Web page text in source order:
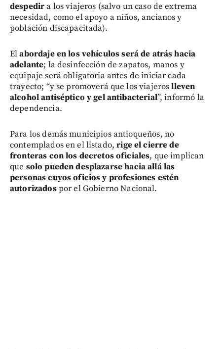
despedira los viajeros (salvo un caso de extrema
necesidad, como el apoyo a niños, ancianos y
población discapacitada).
Elabordaje en los vehículos será de atrás hacia
adelante; la desinfección de zapatos, manos y
equipaje será obligatoria antes de iniciar cada
trayecto; “y se promoverá que los viajeroslleven
alcohol antiséptico y gel antibacterial”, informó la
dependencia.
Para los demás municipios antioqueños, no
contemplados en el listado,rige el cierre de
fronteras con los decretos oficiales, que implican
que solo pueden desplazarse hacia allá las
personas cuyos oficios y profesiones estén
autorizadospor el Gobierno Nacional.